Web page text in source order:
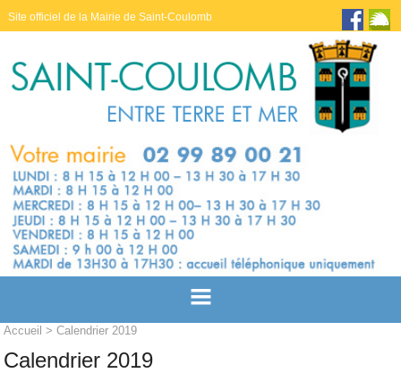
Site officiel de la Mairie de Saint-Coulomb
Accueil > Calendrier 2019
Calendrier 2019